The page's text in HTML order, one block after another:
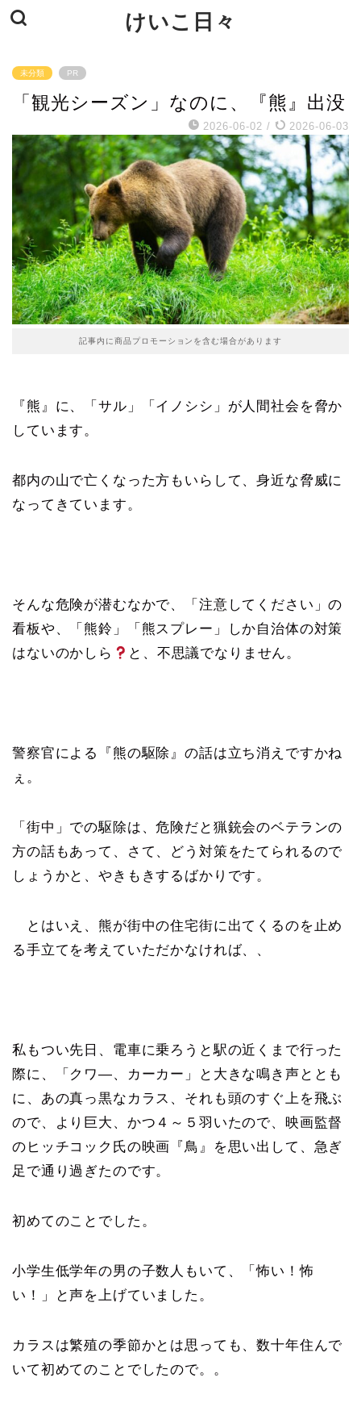
けいこ日々
未分類 PR
「観光シーズン」なのに、『熊』出没
2026-06-02 / 2026-06-03
記事内に商品プロモーションを含む場合があります
『熊』に、「サル」「イノシシ」が人間社会を脅か
しています。
都内の山で亡くなった方もいらして、身近な脅威に
なってきています。
そんな危険が潜むなかで、「注意してください」の
看板や、「熊鈴」「熊スプレー」しか自治体の対策
はないのかしら
と、不思議でなりません。
警察官による『熊の駆除』の話は立ち消えですかね
ぇ。
「街中」での駆除は、危険だと猟銃会のベテランの
方の話もあって、さて、どう対策をたてられるので
しょうかと、やきもきするばかりです。
とはいえ、熊が街中の住宅街に出てくるのを止め
る手立てを考えていただかなければ、、
私もつい先日、電車に乗ろうと駅の近くまで行った
際に、「クワ―、カーカー」と大きな鳴き声ととも
に、あの真っ黒なカラス、それも頭のすぐ上を飛ぶ
ので、より巨大、かつ４～５羽いたので、映画監督
のヒッチコック氏の映画『鳥』を思い出して、急ぎ
足で通り過ぎたのです。
初めてのことでした。
小学生低学年の男の子数人もいて、「怖い！怖
い！」と声を上げていました。
カラスは繁殖の季節かとは思っても、数十年住んで
いて初めてのことでしたので。。